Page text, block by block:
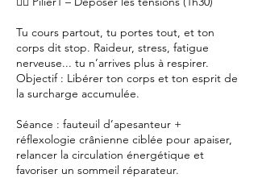
Tu cours partout, tu portes tout, et ton
corps dit stop. Raideur, stress, fatigue
nerveuse... tu n’arrives plus à respirer.
Objectif : Libérer ton corps et ton esprit de
la surcharge accumulée.
Séance : fauteuil d’apesanteur +
réflexologie crânienne ciblée pour apaiser,
relancer la circulation énergétique et
favoriser un sommeil réparateur.